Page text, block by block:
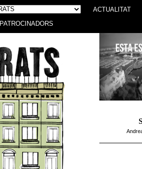
ACTUALITAT
PATROCINADORS